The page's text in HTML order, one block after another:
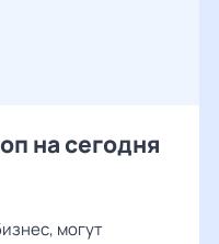
на сегодня
могут